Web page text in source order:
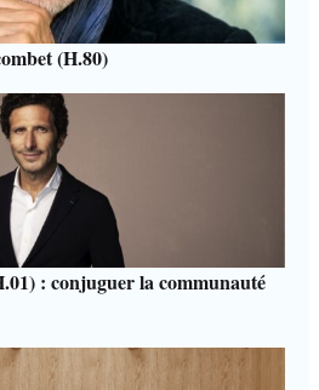
(H.80)
: conjuguer la communauté